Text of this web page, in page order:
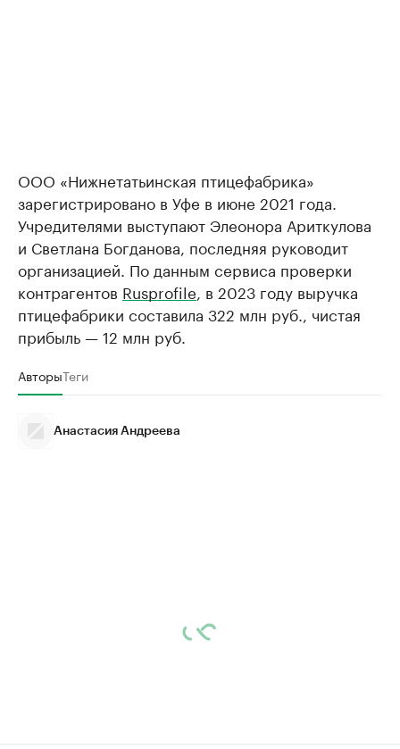
ООО «Нижнетатьинская птицефабрика»
зарегистрировано в Уфе в июне 2021 года.
Учредителями выступают Элеонора Ариткулова
и Светлана Богданова, последняя руководит
организацией. По данным сервиса проверки
контрагентов Rusprofile, в 2023 году выручка
птицефабрики составила 322 млн руб., чистая
прибыль — 12 млн руб.
АвторыТеги
Анастасия Андреева